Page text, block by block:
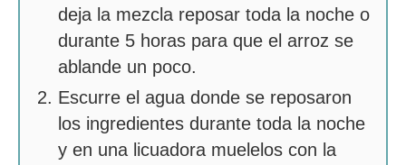
deja la mezcla reposar toda la noche o
durante 5 horas para que el arroz se
ablande un poco.
Escurre el agua donde se reposaron
los ingredientes durante toda la noche
y en una licuadora muelelos con la